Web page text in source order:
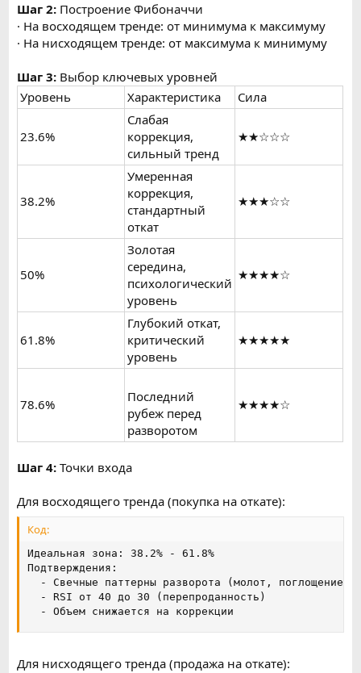
Шаг 2: Построение Фибоначчи
· На восходящем тренде: от минимума к максимуму
· На нисходящем тренде: от максимума к минимуму
Шаг 3: Выбор ключевых уровней
Уровень
Характеристика Сила
23.6%
Слабая
коррекция,
сильный тренд
★★☆☆☆
38.2%
Умеренная
коррекция,
стандартный
откат
★★★☆☆
50%
Золотая
середина,
психологический
уровень
★★★★☆
61.8%
Глубокий откат,
критический
уровень
★★★★★
78.6%
Последний
рубеж перед
разворотом
★★★★☆
Шаг 4:Точки входа
Для восходящего тренда (покупка на откате):
Код:
Идеальная зона: 38.2% - 61.8%
Подтверждения:
  - Свечные паттерны разворота (молот, поглощение)
  - RSI от 40 до 30 (перепроданность)
  - Объем снижается на коррекции
Для нисходящего тренда (продажа на откате):